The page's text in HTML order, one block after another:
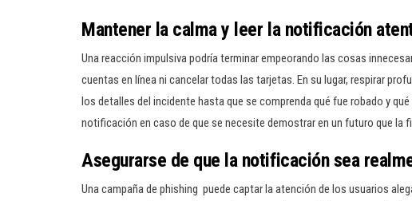
Mantener la calma y leer la notificación
Una reacción impulsiva podría terminar empeorando las cosas
cuentas en línea ni cancelar todas las tarjetas. En su lugar, respirar
los detalles del incidente hasta que se comprenda qué fue robado y
notificación en caso de que se necesite demostrar en un futuro que la
Asegurarse de que la notificación sea
Una campaña de phishing puede captar la atención de los usuarios